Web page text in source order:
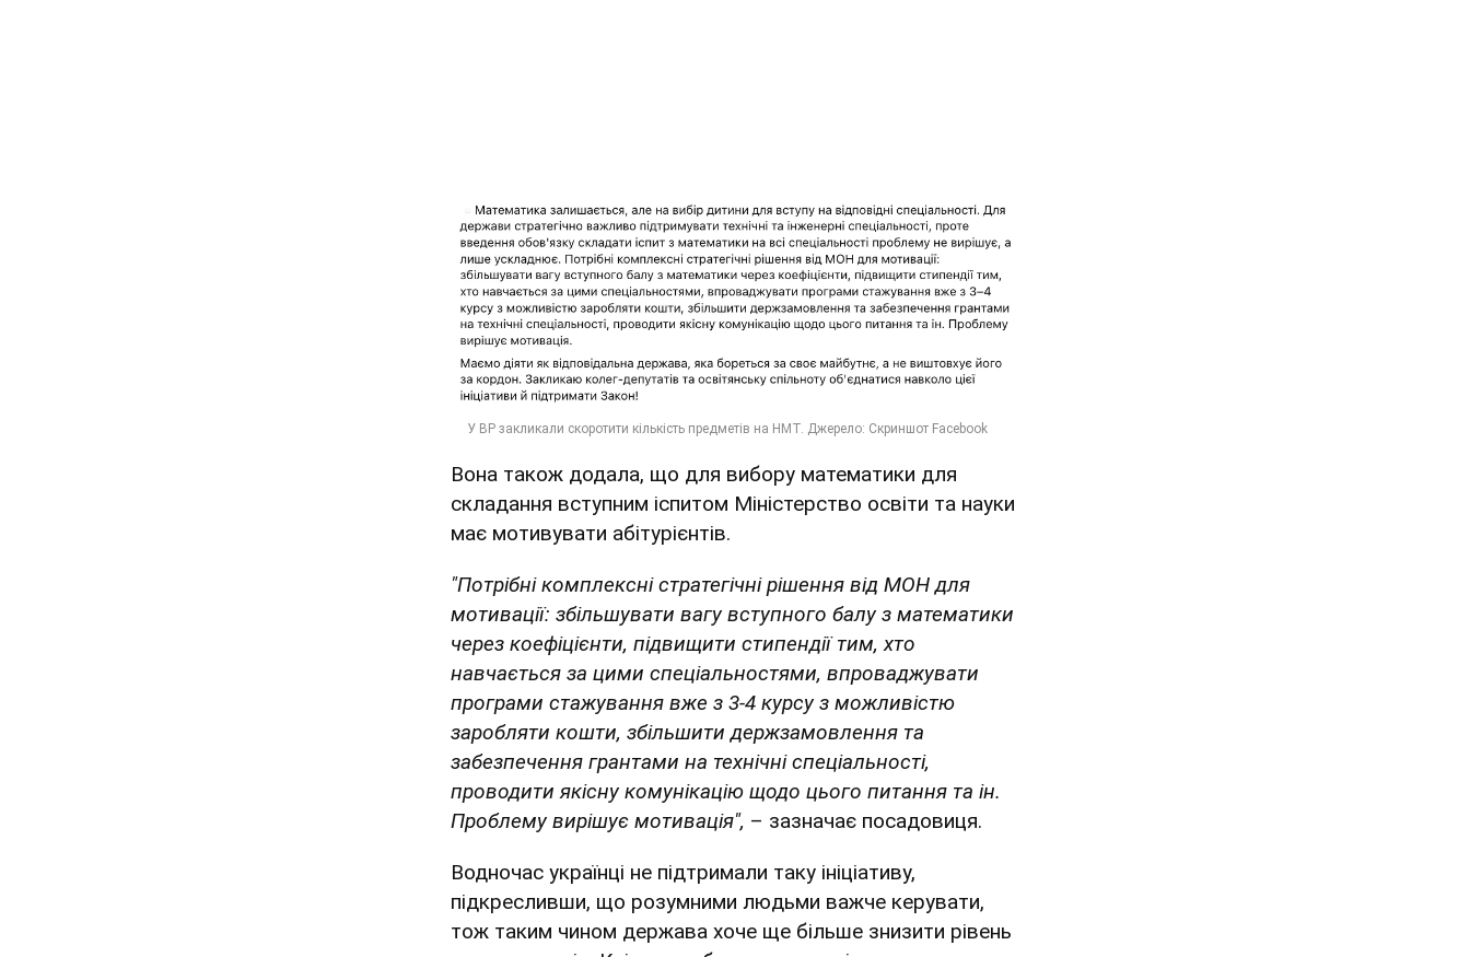
Вона також додала, що для вибору математики для
складання вступним іспитом Міністерство освіти та науки
має мотивувати абітурієнтів.
"Потрібні комплексні стратегічні рішення від МОН для
мотивації: збільшувати вагу вступного балу з математики
через коефіцієнти, підвищити стипендії тим, хто
навчається за цими спеціальностями, впроваджувати
програми стажування вже з 3-4 курсу з можливістю
заробляти кошти, збільшити держзамовлення та
забезпечення грантами на технічні спеціальності,
проводити якісну комунікацію щодо цього питання та ін.
Проблему вирішує мотивація", – зазначає посадовиця.
Водночас українці не підтримали таку ініціативу,
підкресливши, що розумними людьми важче керувати,
тож таким чином держава хоче ще більше знизити рівень